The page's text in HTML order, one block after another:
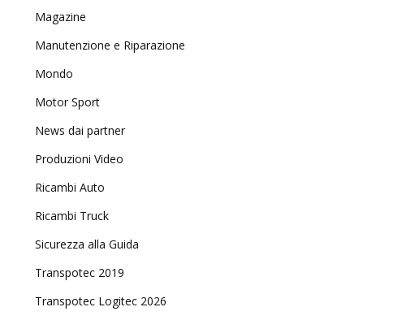
Magazine
Manutenzione e Riparazione
Mondo
Motor Sport
News dai partner
Produzioni Video
Ricambi Auto
Ricambi Truck
Sicurezza alla Guida
Transpotec 2019
Transpotec Logitec 2026